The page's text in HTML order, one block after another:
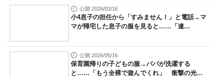
公開 2026/03/16
小4息子の担任から「すみません！」と電話→マ
マが帰宅した息子の服を見ると……「連...
公開 2026/05/16
保育園帰りの子どもの服→パパが洗濯する
と……「もう全裸で遊んでくれ」 衝撃の光